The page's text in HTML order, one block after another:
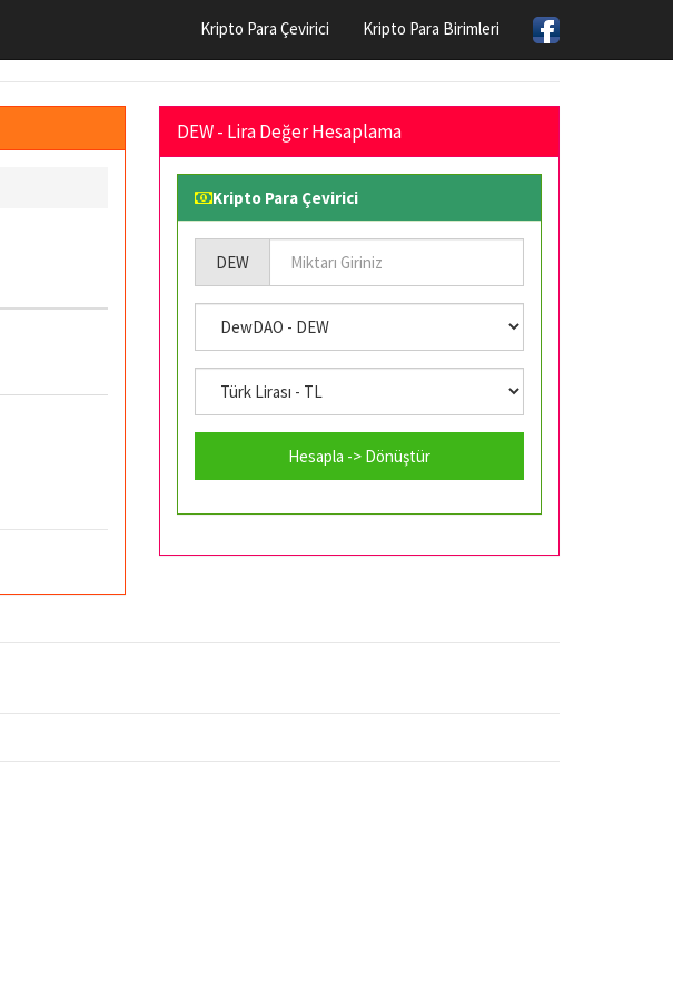
Kripto Para Çevirici Kripto Para Birimleri
DEW - Lira Değer Hesaplama
Kripto Para Çevirici
DEW
Hesapla -> Dönüştür